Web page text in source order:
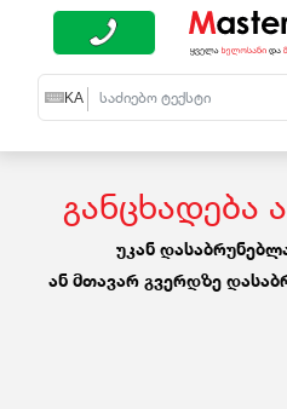
EN KA RU
განცხადება
უკან
ან მთავარ გვერდზე